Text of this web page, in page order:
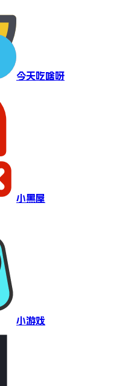
今天吃啥呀
小黑屋
小游戏